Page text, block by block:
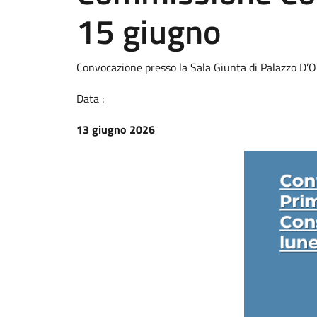
15 giugno
Convocazione presso la Sala Giunta di Palazzo
Data :
13 giugno 2026